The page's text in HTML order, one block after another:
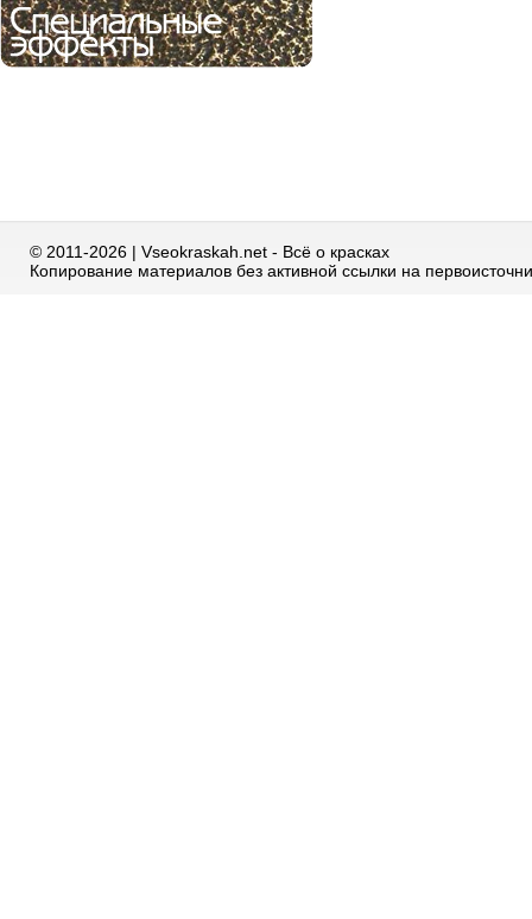
© 2011-2026 | Vseokraskah.net - Всё о красках
Копирование материалов без активной ссылки на